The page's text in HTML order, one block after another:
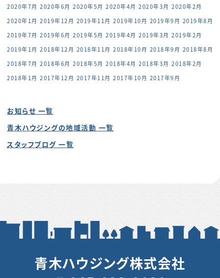
2020年7月 2020年6月 2020年5月 2020年4月 2020年3月 2020年2月
2020年1月 2019年12月 2019年11月 2019年10月 2019年9月 2019年8月
2019年7月 2019年6月 2019年5月 2019年4月 2019年3月 2019年2月
2019年1月 2018年12月 2018年11月 2018年10月 2018年9月 2018年8月
2018年7月 2018年6月 2018年5月 2018年4月 2018年3月 2018年2月
2018年1月 2017年12月 2017年11月 2017年10月 2017年9月
お知らせ 一覧
青木ハウジングの地域活動 一覧
スタッフブログ 一覧
青木ハウジング株式会社